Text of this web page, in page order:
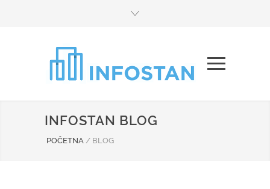
INFOSTAN BLOG
POČETNA / BLOG